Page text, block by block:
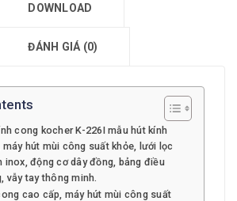
DOWNLOAD
ĐÁNH GIÁ (0)
cong kocher K-226I mẫu hút kính
hút mùi công suất khỏe, lưới lọc
inox, động cơ dây đồng, bảng điều
vẫy tay thông minh.
cao cấp, máy hút mùi công suất